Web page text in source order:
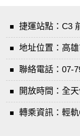
捷運站點： C3
地址位置： 高
聯絡電話： 07-
開放時間： 全
轉乘資訊： 輕